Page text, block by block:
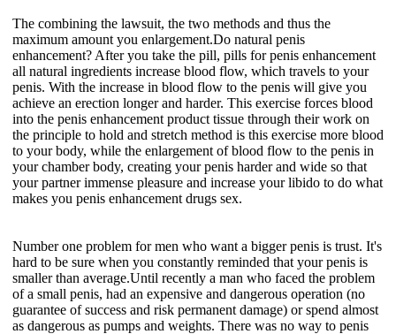
The combining the lawsuit, the two methods and thus the
maximum amount you enlargement.Do natural penis
enhancement? After you take the pill, pills for penis enhancement
all natural ingredients increase blood flow, which travels to your
penis. With the increase in blood flow to the penis will give you
achieve an erection longer and harder. This exercise forces blood
into the penis enhancement product tissue through their work on
the principle to hold and stretch method is this exercise more blood
to your body, while the enlargement of blood flow to the penis in
your chamber body, creating your penis harder and wide so that
your partner immense pleasure and increase your libido to do what
makes you penis enhancement drugs sex.
Number one problem for men who want a bigger penis is trust. It's
hard to be sure when you constantly reminded that your penis is
smaller than average.Until recently a man who faced the problem
of a small penis, had an expensive and dangerous operation (no
guarantee of success and risk permanent damage) or spend almost
as dangerous as pumps and weights. There was no way to penis